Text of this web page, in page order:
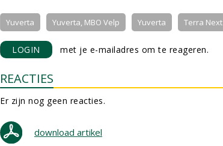
Yuverta Yuverta, MBO Velp Yuverta Terra Next
LOGIN met je e-mailadres om te reageren.
REACTIES
Er zijn nog geen reacties.
download artikel